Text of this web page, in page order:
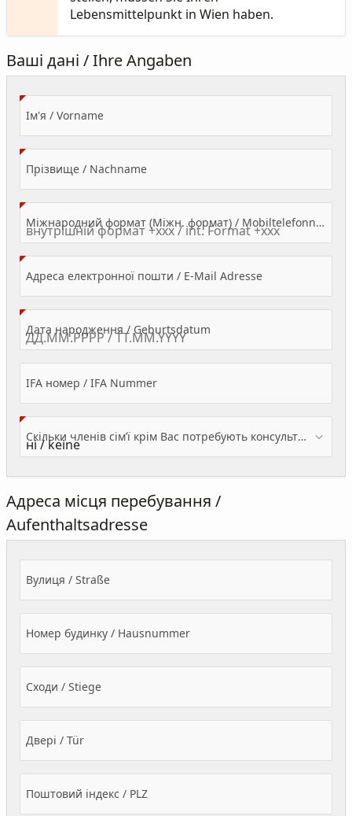
Lebensmittelpunkt in Wien haben.
Ваші дані / Ihre Angaben
Ім'я / Vorname(Value Required)
Прізвище / Nachname(Value Required)
Міжнародний формат (Міжн. формат) / Mobiltelefonnummer
Адреса електронної пошти / E-Mail Adresse(Value Required)
Дата народження / Geburtsdatum
IFA номер / IFA Nummer
Скільки членів сім’ї крім Вас потребують консультації? / Wieviele Familienmitglieder brauchen Beratung - zusätzlich zu Ihnen?
Адреса місця перебування /
Aufenthaltsadresse
Вулиця / Straße
Номер будинку / Hausnummer
Сходи / Stiege
Двері / Tür
Поштовий індекс / PLZ